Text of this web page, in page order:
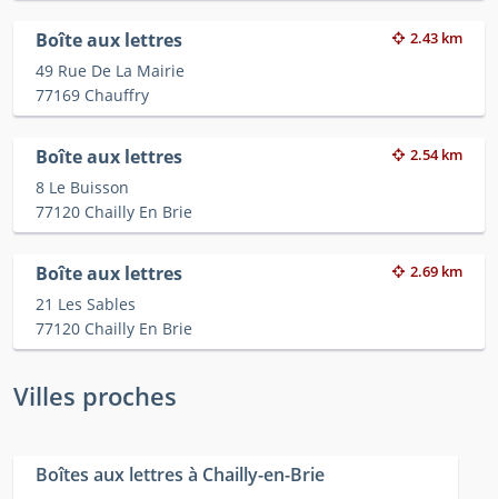
Boîte aux lettres 2.43 km
49 Rue De La Mairie
77169 Chauffry
Boîte aux lettres 2.54 km
8 Le Buisson
77120 Chailly En Brie
Boîte aux lettres 2.69 km
21 Les Sables
77120 Chailly En Brie
Villes proches
Boîtes aux lettres à Chailly-en-Brie